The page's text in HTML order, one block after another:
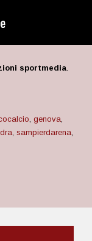
sportmedia.
, genova,
, sampierdarena,